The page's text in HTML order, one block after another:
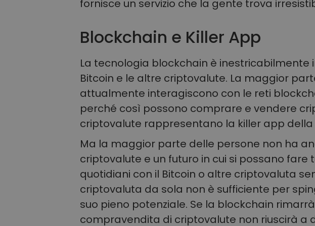
fornisce un servizio che la gente trova
Blockchain e Killer App
La tecnologia blockchain è inestricabilmente
Bitcoin e le altre criptovalute. La maggior
attualmente interagiscono con le reti
perché così possono comprare e vendere
criptovalute rappresentano la killer app della
Ma la maggior parte delle persone non ha
criptovalute e un futuro in cui si possano fare
quotidiani con il Bitcoin o altre criptovaluta
criptovaluta da sola non è sufficiente per
suo pieno potenziale. Se la blockchain
compravendita di criptovalute non riuscirà a